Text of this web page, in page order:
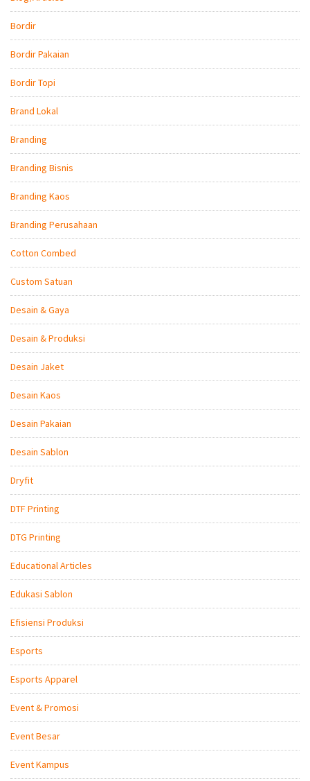
Bordir
Bordir Pakaian
Bordir Topi
Brand Lokal
Branding
Branding Bisnis
Branding Kaos
Branding Perusahaan
Cotton Combed
Custom Satuan
Desain & Gaya
Desain & Produksi
Desain Jaket
Desain Kaos
Desain Pakaian
Desain Sablon
Dryfit
DTF Printing
DTG Printing
Educational Articles
Edukasi Sablon
Efisiensi Produksi
Esports
Esports Apparel
Event & Promosi
Event Besar
Event Kampus